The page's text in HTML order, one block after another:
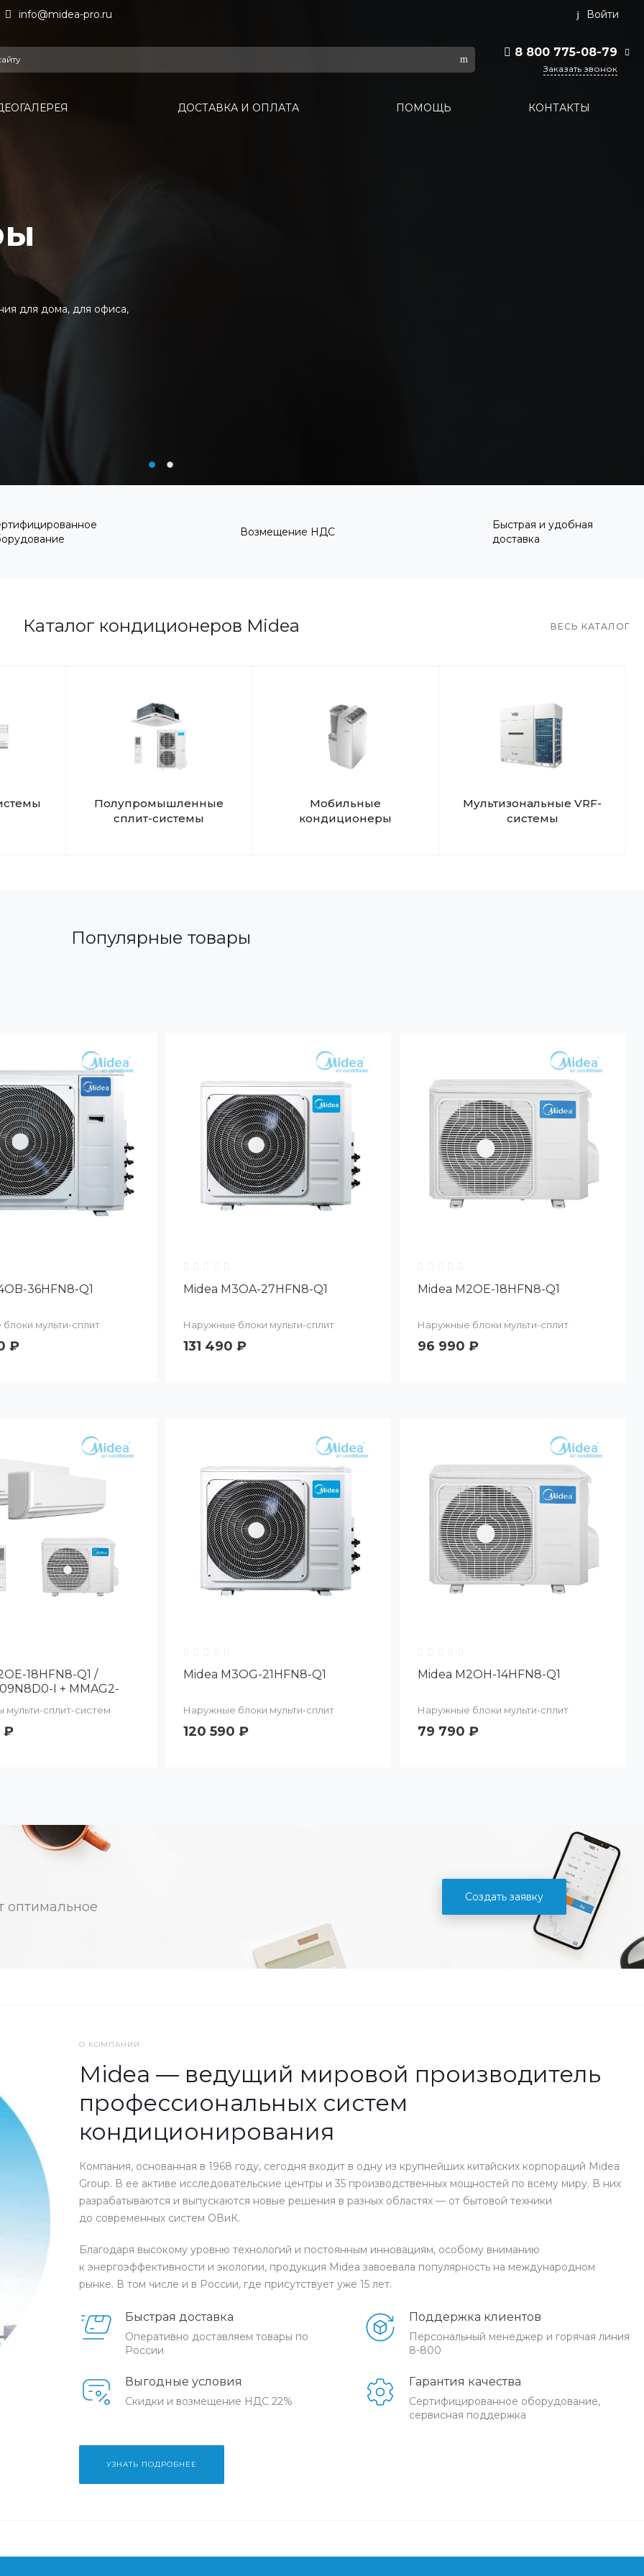
info@midea-pro.ru Войти
8 800 775-08-79
г. Москва, БЦ Вятский,
Заказать звонок
ДОСТАВКА И ОПЛАТА ПОМОЩЬ КОНТАКТЫ
для дома, для офиса,
Возмещение НДС
Быстрая и удобная
доставка
Каталог кондиционеров Midea ВЕСЬ КАТАЛОГ
Полупромышленные
сплит-системы
Мобильные
кондиционеры
Мультизональные VRF-
системы
Популярные товары
36HFN8-Q1
мульти-сплит
₽
Midea M3OA-27HFN8-Q1
Наружные блоки мульти-сплит
131 490 ₽
Midea M2OE-18HFN8-Q1
Наружные блоки мульти-сплит
96 990 ₽
18HFN8-Q1 /
I + MMAG2-
мульти-сплит-систем
₽
Midea M3OG-21HFN8-Q1
Наружные блоки мульти-сплит
120 590 ₽
Midea M2OH-14HFN8-Q1
Наружные блоки мульти-сплит
79 790 ₽
оптимальное
Создать заявку
О КОМПАНИИ
Midea — ведущий мировой производитель
профессиональных систем
кондиционирования
Компания, основанная в 1968 году, сегодня входит в одну из крупнейших китайских корпораций Midea
Group. В ее активе исследовательские центры и 35 производственных мощностей по всему миру. В них
разрабатываются и выпускаются новые решения в разных областях — от бытовой техники
до современных систем ОВиК.
Благодаря высокому уровню технологий и постоянным инновациям, особому вниманию
к энергоэффективности и экологии, продукция Midea завоевала популярность на международном
рынке. В том числе и в России, где присутствует уже 15 лет.
Быстрая доставка
Оперативно доставляем товары по
России
Поддержка клиентов
Персональный менеджер и горячая линия
8-800
Выгодные условия
Скидки и возмещение НДС 22%
Гарантия качества
Сертифицированное оборудование,
сервисная поддержка
УЗНАТЬ ПОДРОБНЕЕ